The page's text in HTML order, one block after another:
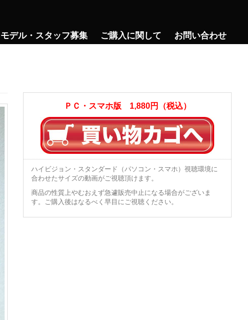
モデル・スタッフ募集 ご購入に関して お問い合わせ
ＰＣ・スマホ版 1,880円（税込）
ハイビジョン・スタンダード（パソコン・スマホ）視聴環境に
合わせたサイズの動画がご視聴頂けます。
商品の性質上やむおえず急遽販売中止になる場合がございま
す。ご購入後はなるべく早目にご視聴ください。